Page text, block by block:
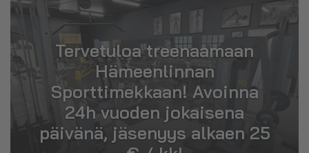
Tervetuloa treenaamaan
Hämeenlinnan
Sporttimekkaan! Avoinna
24h vuoden jokaisena
päivänä, jäsenyys alkaen 25